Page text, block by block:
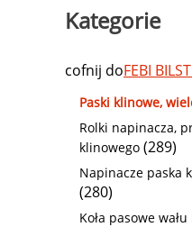
Kategorie
cofnij doFEBI
Paski klinowe,
Rolki napinacza,
klinowego (289)
Napinacze paska
(280)
Koła pasowe